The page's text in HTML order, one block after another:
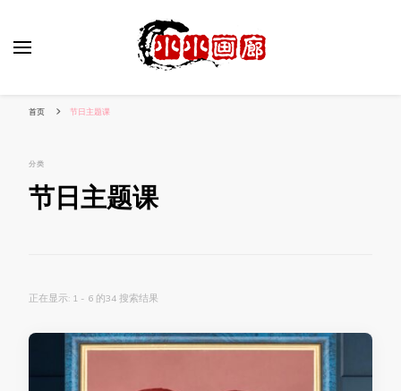
首页 节日主题课
分类
节日主题课
正在显示: 1 - 6 的34 搜索结果